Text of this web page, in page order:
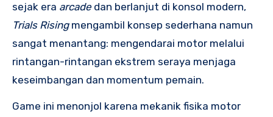
sejak era arcade dan berlanjut di konsol modern,
Trials Risingmengambil konsep sederhana namun
sangat menantang: mengendarai motor melalui
rintangan-rintangan ekstrem seraya menjaga
keseimbangan dan momentum pemain.
Game ini menonjol karena mekanik fisika motor